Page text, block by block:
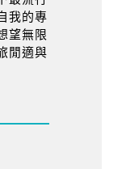
我的專
望無限
閒適與